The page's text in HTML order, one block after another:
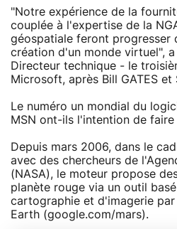
"Notre expérience de la
couplée à l'expertise de la
géospatiale feront progresser
création d'un monde virtuel",
Directeur technique - le
Microsoft, après Bill GATES et
Le numéro un mondial du
MSN ont-ils l'intention de
Depuis mars 2006, dans le
avec des chercheurs de
(NASA), le moteur propose
planète rouge via un outil
cartographie et d'imagerie
Earth (google.com/mars).